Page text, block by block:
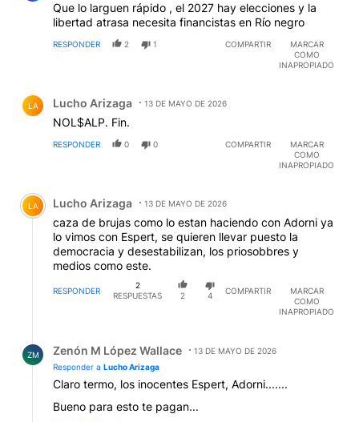
Que lo larguen rápido , el 2027 hay elecciones y la
libertad atrasa necesita financistas en Río negro
RESPONDER 2 1 COMPARTIR
MARCAR
COMO
INAPROPIADO
LA Lucho Arizaga 13 DE MAYO DE 2026
NOL$ALP. Fin.
RESPONDER 0 0 COMPARTIR
MARCAR
COMO
INAPROPIADO
Comentario de Lucho Arizaga.
LA Lucho Arizaga 13 DE MAYO DE 2026
caza de brujas como lo estan haciendo con Adorni ya
lo vimos con Espert, se quieren llevar puesto la
democracia y desestabilizan, los priosobbres y
medios como este.
RESPONDER
2
RESPUESTAS
2 4
COMPARTIR
MARCAR
COMO
INAPROPIADO
ZM Zenón M López Wallace
13 DE MAYO DE 2026
Responder a Lucho Arizaga
Claro termo, los inocentes Espert, Adorni.......
Bueno para esto te pagan...